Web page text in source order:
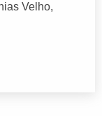
Velho,